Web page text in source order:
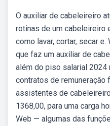
O auxiliar de cabeleireiro
rotinas de um cabeleireiro
como lavar, cortar, secar
que faz um auxiliar de
além do piso salarial 2024
contratos de remuneração
assistentes de
1368,00, para uma carga
Web — algumas das